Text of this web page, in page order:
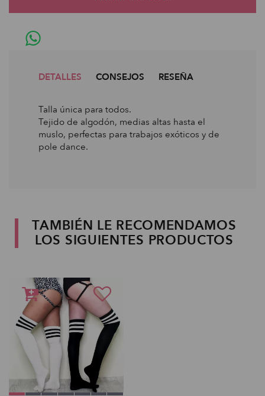
DETALLES CONSEJOS RESEÑA
Talla única para todos.
Tejido de algodón, medias altas hasta el
muslo, perfectas para trabajos exóticos y de
pole dance.
TAMBIÉN LE RECOMENDAMOS
LOS SIGUIENTES PRODUCTOS